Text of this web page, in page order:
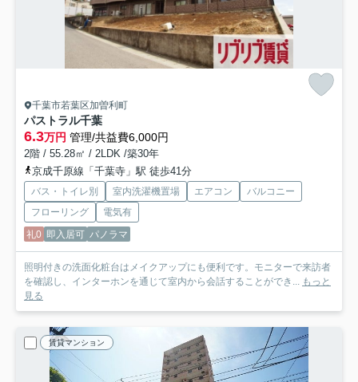
千葉市若葉区加曽利町
パストラル千葉
6.3万円 管理/共益費6,000円
2階 / 55.28㎡ / 2LDK /築30年
京成千原線「千葉寺」駅 徒歩41分
バス・トイレ別 室内洗濯機置場 エアコン
バルコニー
フローリング
電気有
礼0 即入居可 パノラマ
照明付きの洗面化粧台はメイクアップにも便利です。モニターで来訪者
を確認し、インターホンを通じて室内から会話することができ... もっと
見る
賃貸マンション